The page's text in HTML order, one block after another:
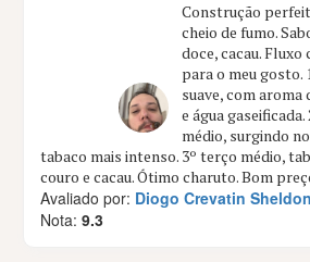
Construção
cheio de fumo.
doce, cacau.
para o meu gosto.
suave, com aroma
e água
médio, surgindo
tabaco mais intenso. 3º terço médio,
couro e cacau. Ótimo charuto. Bom
Avaliado por: Diogo Crevatin Sheldon
Nota:9.3